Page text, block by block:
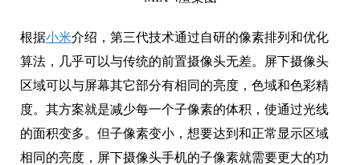
根据小米介绍，第三代技术通过自研的像素排列和优化
算法，几乎可以与传统的前置摄像头无差。屏下摄像头
区域可以与屏幕其它部分有相同的亮度，色域和色彩精
度。其方案就是减少每一个子像素的体积，使通过光线
的面积变多。但子像素变小，想要达到和正常显示区域
相同的亮度，屏下摄像头手机的子像素就需要更大的功